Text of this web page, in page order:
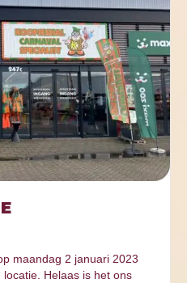
maandag 2 januari 2023
Helaas is het ons